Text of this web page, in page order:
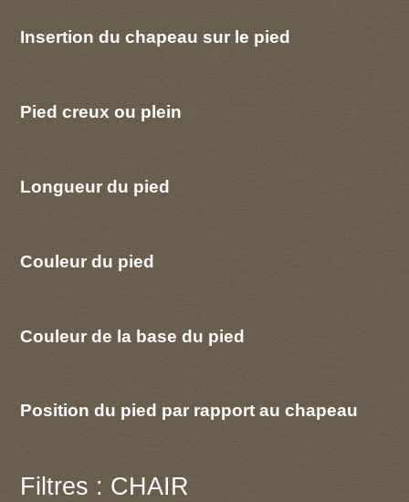
Insertion du chapeau sur le pied
Pied creux ou plein
Longueur du pied
Couleur du pied
Couleur de la base du pied
Position du pied par rapport au chapeau
Filtres : CHAIR